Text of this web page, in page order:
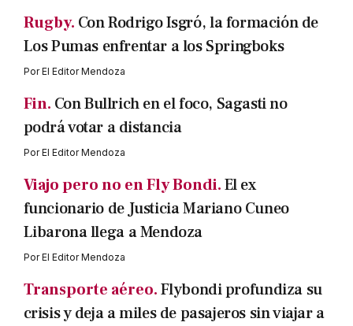
Rugby. Con Rodrigo Isgró, la formación de
Los Pumas enfrentar a los Springboks
PorEl Editor Mendoza
Fin. Con Bullrich en el foco, Sagasti no
podrá votar a distancia
PorEl Editor Mendoza
Viajo pero no en Fly Bondi.El ex
funcionario de Justicia Mariano Cuneo
Libarona llega a Mendoza
PorEl Editor Mendoza
Transporte aéreo.Flybondi profundiza su
crisis y deja a miles de pasajeros sin viajar a